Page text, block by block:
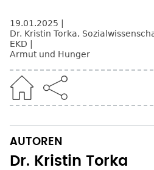
19.01.2025
Dr. Kristin Torka,
EKD
Armut und Hunger
AUTOREN
Dr. Kristin Torka